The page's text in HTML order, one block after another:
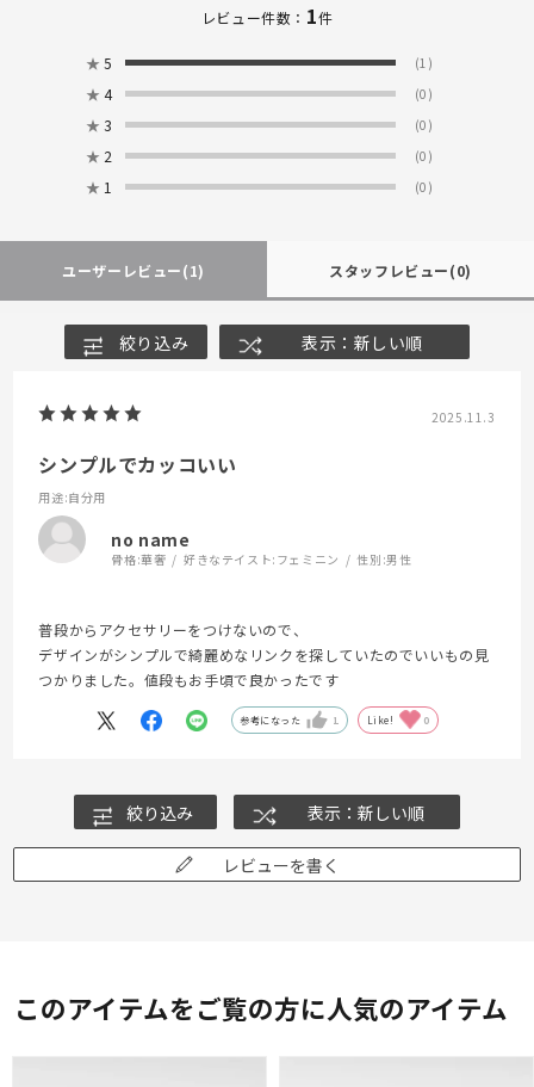
レビュー件数： 1件
★ 5 (1)
★ 4 (0)
★ 3 (0)
★ 2 (0)
★ 1 (0)
ユーザーレビュー(1) スタッフレビュー(0)
絞り込み 表示：新しい順
2025.11.3
シンプルでカッコいい
用途:自分用
no name
骨格:華奢 好きなテイスト: フェミニン 性別:男性
普段からアクセサリーをつけないので、
デザインがシンプルで綺麗めなリンクを探していたのでいいもの見
つかりました。値段もお手頃で良かったです
参考になった 1 Like! 0
絞り込み 表示：新しい順
レビューを書く
このアイテムをご覧の方に人気のアイテム